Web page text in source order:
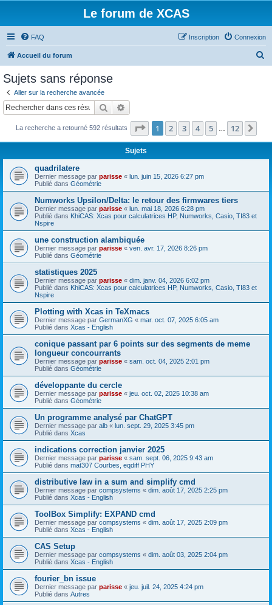
Le forum de XCAS
FAQ Connexion
Inscription
Accueil du forum
c
Sujets sans réponse
Aller sur la recherche avancée
Rechercher
La recherche a retourné 592 résultats Page 1sur12
1 2 3 4 5 12
Sujets
quadrilatere
Dernier message par parisse « lun. juin 15, 2026 6:27 pm
Publié dans Géométrie
Numworks Upsilon/Delta: le retour des firmwares tiers
Dernier message par parisse « lun. mai 18, 2026 6:28 pm
Publié dans KhiCAS: Xcas pour calculatrices HP, Numworks, Casio, TI83 et
Nspire
une construction alambiquée
Dernier message par parisse « ven. avr. 17, 2026 8:26 pm
Publié dans Géométrie
statistiques 2025
Dernier message par parisse « dim. janv. 04, 2026 6:02 pm
Publié dans KhiCAS: Xcas pour calculatrices HP, Numworks, Casio, TI83 et
Nspire
Plotting with Xcas in TeXmacs
Dernier message par GermanXG « mar. oct. 07, 2025 6:05 am
Publié dans Xcas - English
conique passant par 6 points sur des segments de meme
longueur concourrants
Dernier message par parisse « sam. oct. 04, 2025 2:01 pm
Publié dans Géométrie
développante du cercle
Dernier message par parisse « jeu. oct. 02, 2025 10:38 am
Publié dans Géométrie
Un programme analysé par ChatGPT
Dernier message par alb « lun. sept. 29, 2025 3:45 pm
Publié dans Xcas
indications correction janvier 2025
Dernier message par parisse « sam. sept. 06, 2025 9:43 am
Publié dans mat307 Courbes, eqdiff PHY
distributive law in a sum and simplify cmd
Dernier message par compsystems « dim. août 17, 2025 2:25 pm
Publié dans Xcas - English
ToolBox Simplify: EXPAND cmd
Dernier message par compsystems « dim. août 17, 2025 2:09 pm
Publié dans Xcas - English
CAS Setup
Dernier message par compsystems « dim. août 03, 2025 2:04 pm
Publié dans Xcas - English
fourier_bn issue
Dernier message par parisse « jeu. juil. 24, 2025 4:24 pm
Publié dans Autres